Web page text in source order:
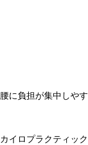
に負担が集中しやす
イロプラクティック